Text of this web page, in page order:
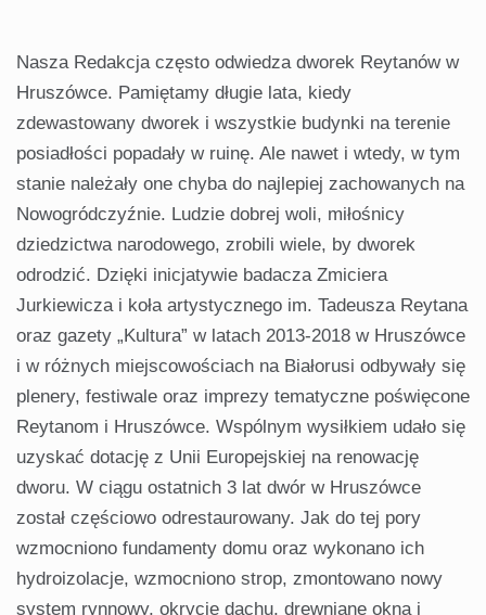
Nasza Redakcja często odwiedza dworek Reytanów w
Hruszówce. Pamiętamy długie lata, kiedy
zdewastowany dworek i wszystkie budynki na terenie
posiadłości popadały w ruinę. Ale nawet i wtedy, w tym
stanie należały one chyba do najlepiej zachowanych na
Nowogródczyźnie. Ludzie dobrej woli, miłośnicy
dziedzictwa narodowego, zrobili wiele, by dworek
odrodzić. Dzięki inicjatywie badacza Zmiciera
Jurkiewicza i koła artystycznego im. Tadeusza Reytana
oraz gazety „Kultura” w latach 2013-2018 w Hruszówce
i w różnych miejscowościach na Białorusi odbywały się
plenery, festiwale oraz imprezy tematyczne poświęcone
Reytanom i Hruszówce. Wspólnym wysiłkiem udało się
uzyskać dotację z Unii Europejskiej na renowację
dworu. W ciągu ostatnich 3 lat dwór w Hruszówce
został częściowo odrestaurowany. Jak do tej pory
wzmocniono fundamenty domu oraz wykonano ich
hydroizolacje, wzmocniono strop, zmontowano nowy
system rynnowy, okrycie dachu, drewniane okna i